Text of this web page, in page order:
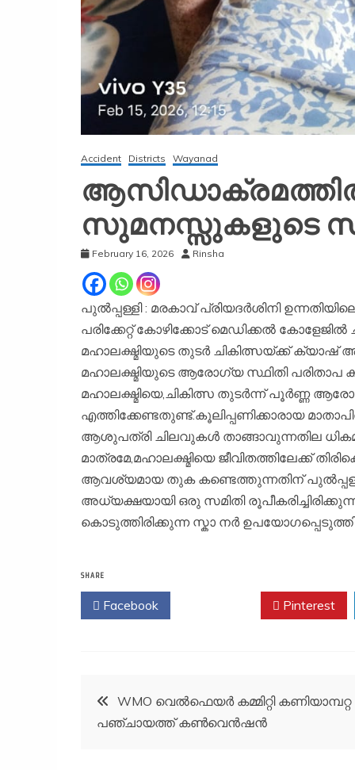
Accident Districts Wayanad
ആസിഡാക്രമത്തിൽ
സുമനസ്സുകളുടെ
February 16, 2026 Rinsha
പുൽപ്പള്ളി : മരകാവ് പ്രിയദർശിനി
പരിക്കേറ്റ് കോഴിക്കോട് മെഡിക്കൽ കോളേജിൽ
മഹാലക്ഷ്മിയുടെ തുടർ ചികിത്സയ്ക്ക്
മഹാലക്ഷ്മിയുടെ ആരോഗ്യ സ്ഥിതി
മഹാലക്ഷ്മിയെ,ചികിത്സ തുടർന്ന് പൂർണ്ണ
എത്തിക്കേണ്ടതുണ്ട്.കൂലിപ്പണിക്കാരായ
ആശുപത്രി ചിലവുകൾ താങ്ങാവുന്നതില
മാത്രമേ,മഹാലക്ഷ്മിയെ ജീവിതത്തിലേക്ക്
ആവശ്യമായ തുക കണ്ടെത്തുന്നതിന്
അധ്യക്ഷയായി ഒരു സമിതി
കൊടുത്തിരിക്കുന്ന സ്കാ നർ
SHARE
Facebook Pinterest
Post
navigation
WMO വെൽഫെയർ കമ്മിറ്റി കണിയാമ്പറ്റ
പഞ്ചായത്ത് കൺവെൻഷൻ